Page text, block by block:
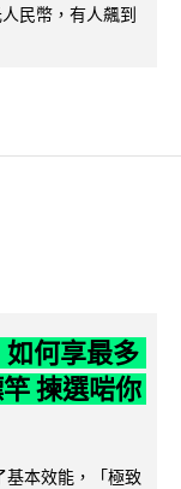
民幣，有人飆到
何享最多
揀選啱你
本效能，「極致